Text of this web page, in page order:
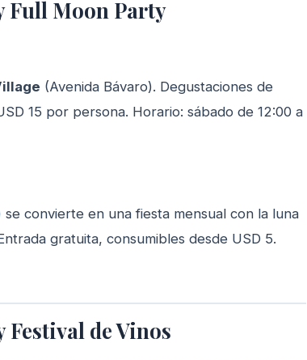
Full Moon Party
(Avenida Bávaro). Degustaciones de
15 por persona. Horario: sábado de 12:00 a
convierte en una fiesta mensual con la luna
gratuita, consumibles desde USD 5.
Festival de Vinos